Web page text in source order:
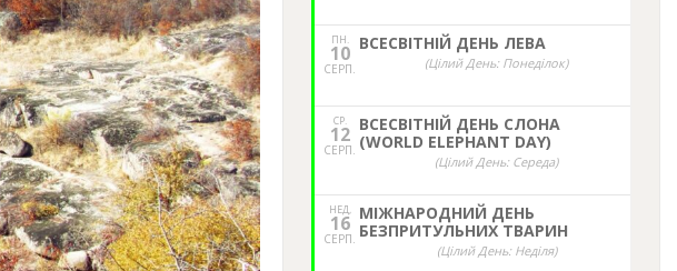
ПН.
10
СЕРП.
ВСЕСВІТНІЙ ДЕНЬ ЛЕВА
(Цілий День: Понеділок)
СР.
12
СЕРП.
ВСЕСВІТНІЙ ДЕНЬ СЛОНА
(WORLD ELEPHANT DAY)
(Цілий День: Середа)
НЕД,
16
СЕРП.
МІЖНАРОДНИЙ ДЕНЬ
БЕЗПРИТУЛЬНИХ ТВАРИН
(Цілий День: Неділя)